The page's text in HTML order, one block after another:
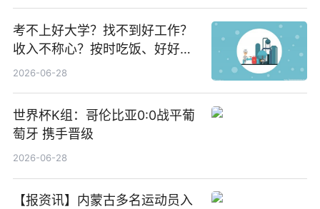
考不上好大学？找不到好工作？
收入不称心？按时吃饭、好好睡
觉
2026-06-28
世界杯K组：哥伦比亚0:0战平葡
萄牙 携手晋级
2026-06-28
【报资讯】内蒙古多名运动员入